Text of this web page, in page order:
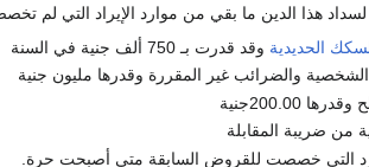
هذا الدين ما بقي من موارد الإيراد التي لم
الحديدية وقد قدرت بـ 750 ألف جنية في السنة
والضرائب غير المقررة وقدرها مليون جنية
200.00جنية
من ضريبة المقابلة
التي خصصت للقروض السابقة متي أصبحت حرة.